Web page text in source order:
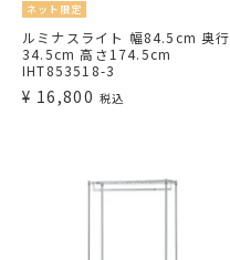
ネット限定
ルミナスライト 幅84.5cm 奥行
34.5cm 高さ174.5cm
IHT853518-3
¥ 16,800 税込